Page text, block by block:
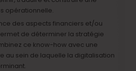
opérationnelle.
des aspects financiers et/ou
de déterminer la stratégie
ce know-how avec une
au sein de laquelle la digitalisation